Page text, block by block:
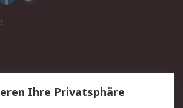
Lieferlösungen
Ihre Privatsphäre